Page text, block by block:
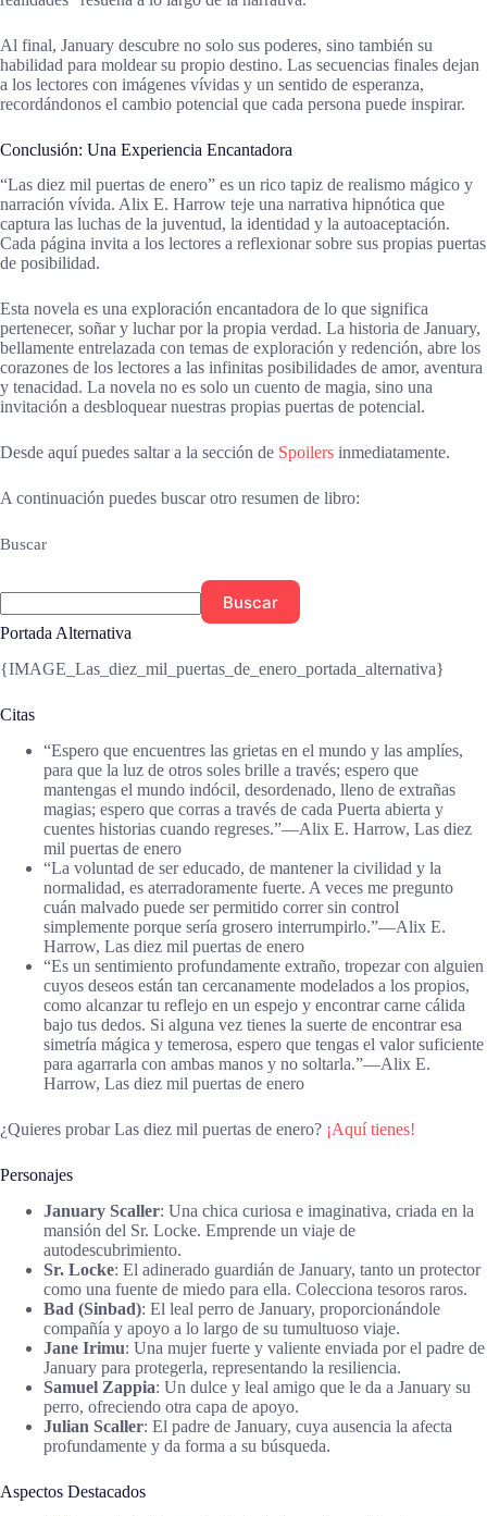
Al final, January descubre no solo sus poderes, sino también su
habilidad para moldear su propio destino. Las secuencias finales dejan
a los lectores con imágenes vívidas y un sentido de esperanza,
recordándonos el cambio potencial que cada persona puede inspirar.
Conclusión: Una Experiencia Encantadora
“Las diez mil puertas de enero” es un rico tapiz de realismo mágico y
narración vívida. Alix E. Harrow teje una narrativa hipnótica que
captura las luchas de la juventud, la identidad y la autoaceptación.
Cada página invita a los lectores a reflexionar sobre sus propias puertas
de posibilidad.
Esta novela es una exploración encantadora de lo que significa
pertenecer, soñar y luchar por la propia verdad. La historia de January,
bellamente entrelazada con temas de exploración y redención, abre los
corazones de los lectores a las infinitas posibilidades de amor, aventura
y tenacidad. La novela no es solo un cuento de magia, sino una
invitación a desbloquear nuestras propias puertas de potencial.
Desde aquí puedes saltar a la sección de Spoilers inmediatamente.
A continuación puedes buscar otro resumen de libro:
Buscar
Buscar
Portada Alternativa
{IMAGE_Las_diez_mil_puertas_de_enero_portada_alternativa}
Citas
“Espero que encuentres las grietas en el mundo y las amplíes,
para que la luz de otros soles brille a través; espero que
mantengas el mundo indócil, desordenado, lleno de extrañas
magias; espero que corras a través de cada Puerta abierta y
cuentes historias cuando regreses.”―Alix E. Harrow, Las diez
mil puertas de enero
“La voluntad de ser educado, de mantener la civilidad y la
normalidad, es aterradoramente fuerte. A veces me pregunto
cuán malvado puede ser permitido correr sin control
simplemente porque sería grosero interrumpirlo.”―Alix E.
Harrow, Las diez mil puertas de enero
“Es un sentimiento profundamente extraño, tropezar con alguien
cuyos deseos están tan cercanamente modelados a los propios,
como alcanzar tu reflejo en un espejo y encontrar carne cálida
bajo tus dedos. Si alguna vez tienes la suerte de encontrar esa
simetría mágica y temerosa, espero que tengas el valor suficiente
para agarrarla con ambas manos y no soltarla.”―Alix E.
Harrow, Las diez mil puertas de enero
¿Quieres probar Las diez mil puertas de enero? ¡Aquí tienes!
Personajes
January Scaller: Una chica curiosa e imaginativa, criada en la
mansión del Sr. Locke. Emprende un viaje de
autodescubrimiento.
Sr. Locke: El adinerado guardián de January, tanto un protector
como una fuente de miedo para ella. Colecciona tesoros raros.
Bad (Sinbad): El leal perro de January, proporcionándole
compañía y apoyo a lo largo de su tumultuoso viaje.
Jane Irimu: Una mujer fuerte y valiente enviada por el padre de
January para protegerla, representando la resiliencia.
Samuel Zappia: Un dulce y leal amigo que le da a January su
perro, ofreciendo otra capa de apoyo.
Julian Scaller: El padre de January, cuya ausencia la afecta
profundamente y da forma a su búsqueda.
Aspectos Destacados